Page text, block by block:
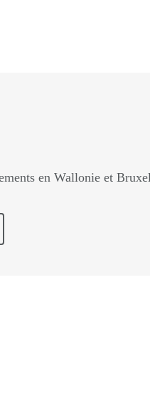
en Wallonie et